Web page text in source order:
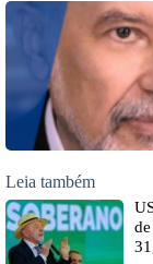
Leia também